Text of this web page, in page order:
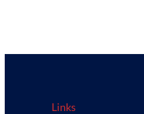
Links